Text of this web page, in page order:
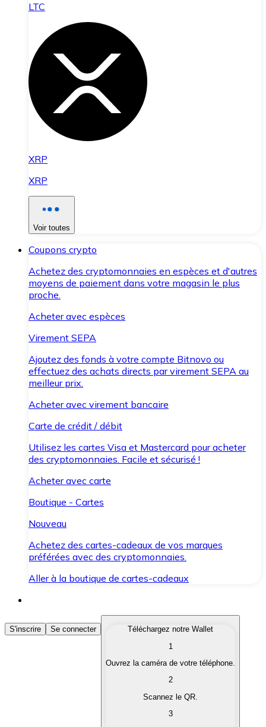
LTC
XRP
XRP
Voir toutes
Coupons crypto
Achetez des cryptomonnaies en espèces et d'autres
moyens de paiement dans votre magasin le plus
proche.
Acheter avec espèces
Virement SEPA
Ajoutez des fonds à votre compte Bitnovo ou
effectuez des achats directs par virement SEPA au
meilleur prix.
Acheter avec virement bancaire
Carte de crédit / débit
Utilisez les cartes Visa et Mastercard pour acheter
des cryptomonnaies. Facile et sécurisé !
Acheter avec carte
Boutique - Cartes
Nouveau
Achetez des cartes-cadeaux de vos marques
préférées avec des cryptomonnaies.
Aller à la boutique de cartes-cadeaux
Acheter des Cryptomonnaies
Achetez les cryptomonnaies qui vous intéressent
Convertissez vos cryptomonnaies en monnaie
S'inscrire Se connecter
Téléchargez notre Wallet
1
Ouvrez la caméra de votre téléphone.
2
Scannez le QR.
3